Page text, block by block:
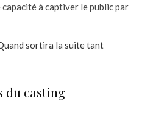
à captiver le public par
sortira la suite tant
du casting